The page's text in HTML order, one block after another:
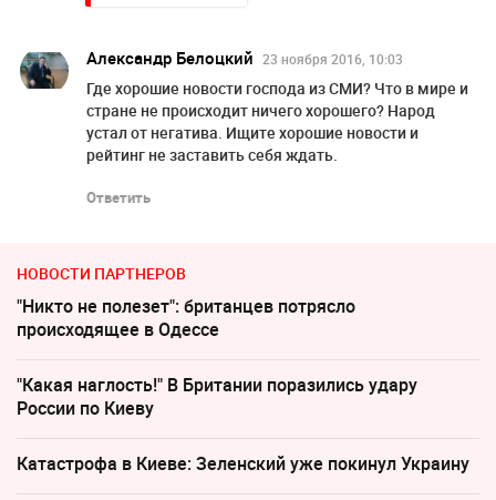
Александр Белоцкий 23 ноября 2016, 10:03
Где хорошие новости господа из СМИ? Что в мире и
стране не происходит ничего хорошего? Народ
устал от негатива. Ищите хорошие новости и
рейтинг не заставить себя ждать.
Ответить
НОВОСТИ ПАРТНЕРОВ
"Никто не полезет": британцев потрясло
происходящее в Одессе
"Какая наглость!" В Британии поразились удару
России по Киеву
Катастрофа в Киеве: Зеленский уже покинул Украину